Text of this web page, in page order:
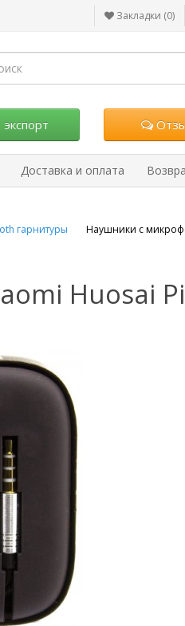
Закладки (0)
Доставка и оплата
гарнитуры Наушники с
Huosai